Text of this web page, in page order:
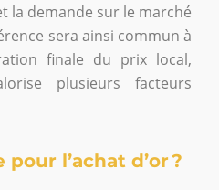
la demande sur le marché
sera ainsi commun à
finale du prix local,
plusieurs facteurs
l’achat d’or ?